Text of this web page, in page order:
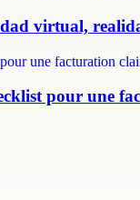
virtual,
pour une